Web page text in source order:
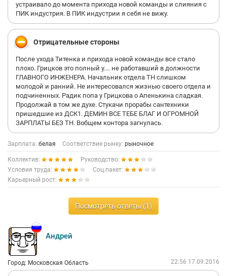
устраивало до момента прихода новой команды и слияния с
ПИК индустрия. В ПИК индустрии я себя не вижу.
Отрицательные стороны
После ухода Титенка и прихода новой команды все стало
плохо. Грицков это полный у.... не работавший в должности
ГЛАВНОГО ИНЖЕНЕРА. Начальник отдела ТН слишком
молодой и ранний. Не интересовался жизнью своего отдела и
подчиненных. Радик попа у Грицкова о Апенькина сладкая.
Продолжай в том же духе. Стукачи прорабы сантехники
пришедшие из ДСК1. ДЕМИН ВСЕ ТЕБЕ БЛАГ И ОГРОМНОЙ
ЗАРПЛАТЫ БЕЗ ТН. Вобщем контора загнулась.
Зарплата: белая Соответствие рынку: рыночное
Коллектив:
Руководство:
Условия труда:
Соц.пакет:
Карьерный рост:
Посмотреть ответы (1)
Андрей
Город: Московская Область 22:56 17.09.2016